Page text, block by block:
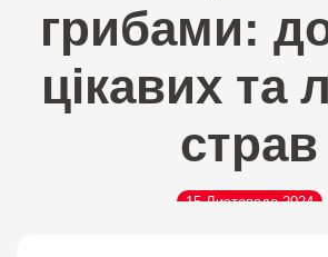
грибами:
цікавих та
страв
15 Листопада 2024